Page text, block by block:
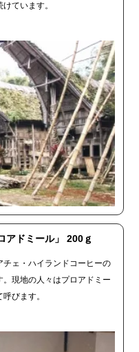
けています。
アドミール」 200ｇ
ェ・ハイランドコーヒーの
現地の人々はプロアドミー
びます。